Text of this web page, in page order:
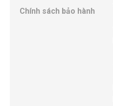
Chính sách bảo hành